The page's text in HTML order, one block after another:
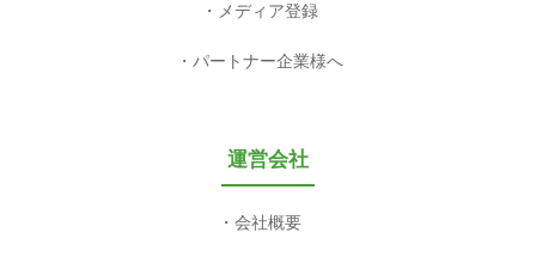
メディア登録
パートナー企業様へ
運営会社
会社概要